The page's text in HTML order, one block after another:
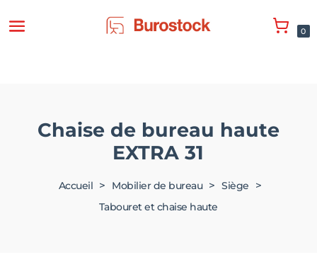
0
Chaise de bureau haute
EXTRA 31
Accueil > Mobilier de bureau > Siège >
Tabouret et chaise haute